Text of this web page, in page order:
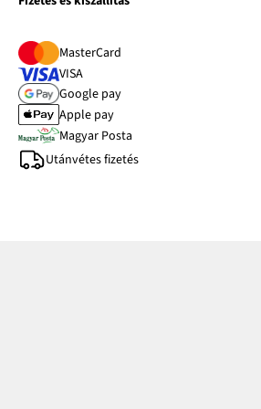
MasterCard
VISA
Google pay
Apple pay
Magyar Posta
Utánvétes fizetés